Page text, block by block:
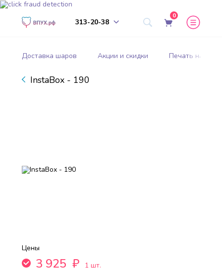
313-20-38
0
Доставка шаров Акции и скидки Печать на
InstaBox - 190
Цены
3 925 ₽
1 шт.